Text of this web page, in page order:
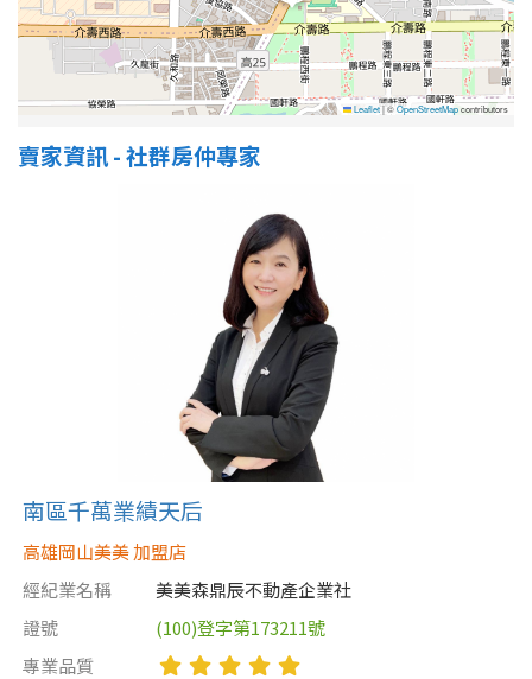
不拘
5 年以下
5-10 年
Leaflet|©OpenStreetMapcontributors
賣家資訊 - 社群房仲專家
南區千萬業績天后
高雄岡山美美 加盟店
經紀業名稱
美美森鼎辰不動產企業社
證號
(100)登字第173211號
專業品質